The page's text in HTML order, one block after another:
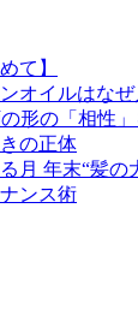
て】
オイルはなぜ
形の「相性
の正体
月 年末“髪の
ンス術